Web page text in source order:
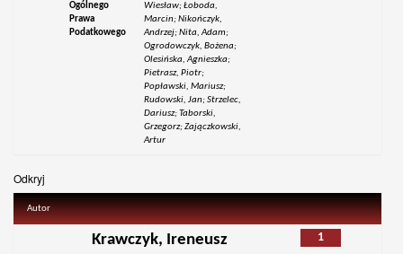
Ogólnego
Prawa
Podatkowego
Wiesław; Łoboda,
Marcin; Nikończyk,
Andrzej; Nita, Adam;
Ogrodowczyk, Bożena;
Olesińska, Agnieszka;
Pietrasz, Piotr;
Popławski, Mariusz;
Rudowski, Jan; Strzelec,
Dariusz; Taborski,
Grzegorz; Zajączkowski,
Artur
Odkryj
Autor
1
Krawczyk, Ireneusz